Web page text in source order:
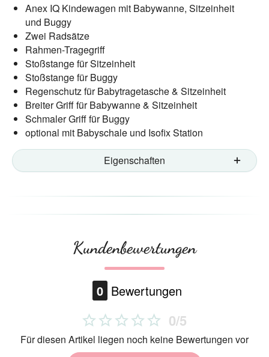
Anex IQ Kindewagen mit Babywanne, Sitzeinheit
und Buggy
Zwei Radsätze
Rahmen-Tragegriff
Stoßstange für Sitzeinheit
Stoßstange für Buggy
Regenschutz für Babytragetasche & Sitzeinheit
Breiter Griff für Babywanne & Sitzeinheit
Schmaler Griff für Buggy
optional mit Babyschale und Isofix Station
Eigenschaften
Kundenbewertungen
0 Bewertungen
0/5
Für diesen Artikel liegen noch keine Bewertungen vor